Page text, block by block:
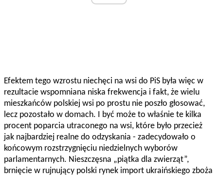
Efektem tego wzrostu niechęci na wsi do PiS była więc w
rezultacie wspomniana niska frekwencja i fakt, że wielu
mieszkańców polskiej wsi po prostu nie poszło głosować,
lecz pozostało w domach. I być może to właśnie te kilka
procent poparcia utraconego na wsi, które było przecież
jak najbardziej realne do odzyskania - zadecydowało o
końcowym rozstrzygnięciu niedzielnych wyborów
parlamentarnych. Nieszczęsna „piątka dla zwierząt”,
brnięcie w rujnujący polski rynek import ukraińskiego zboża